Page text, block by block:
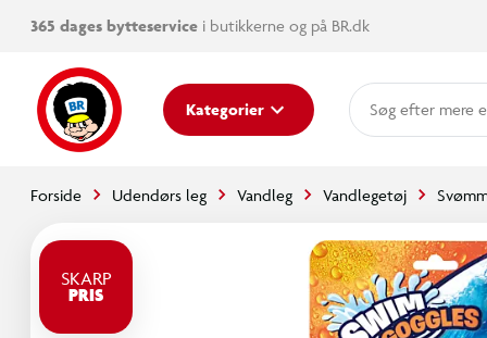
365 dages bytteservice i butikkerne og på BR.dk
Kategorier mere
Forside Udendørs leg Vandleg Vandlegetøj
SKARP
PRIS